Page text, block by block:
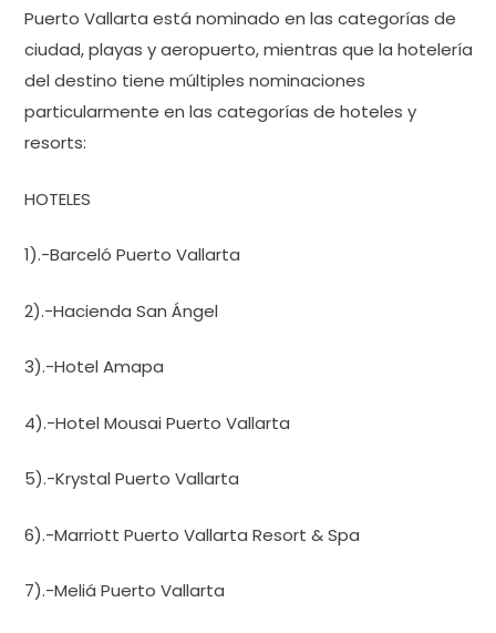
Puerto Vallarta está nominado en las categorías de
ciudad, playas y aeropuerto, mientras que la hotelería
del destino tiene múltiples nominaciones
particularmente en las categorías de hoteles y
resorts:
HOTELES
1).-Barceló Puerto Vallarta
2).-Hacienda San Ángel
3).-Hotel Amapa
4).-Hotel Mousai Puerto Vallarta
5).-Krystal Puerto Vallarta
6).-Marriott Puerto Vallarta Resort & Spa
7).-Meliá Puerto Vallarta